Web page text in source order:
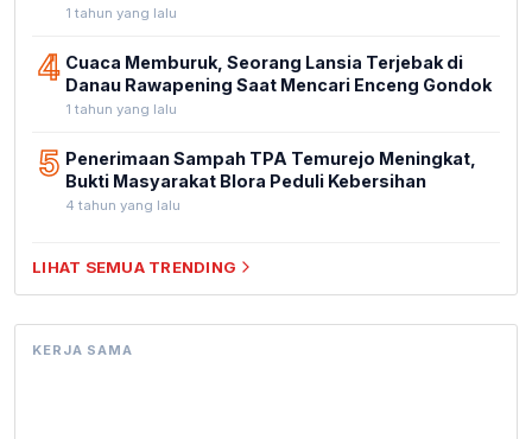
1 tahun yang lalu
4 Cuaca Memburuk, Seorang Lansia Terjebak di
Danau Rawapening Saat Mencari Enceng Gondok
1 tahun yang lalu
5 Penerimaan Sampah TPA Temurejo Meningkat,
Bukti Masyarakat Blora Peduli Kebersihan
4 tahun yang lalu
LIHAT SEMUA TRENDING
KERJA SAMA